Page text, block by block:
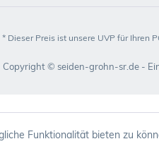
* Dieser Preis ist unsere UVP für Ihren
Copyright © seiden-grohn-sr.de -
Funktionalität bieten zu